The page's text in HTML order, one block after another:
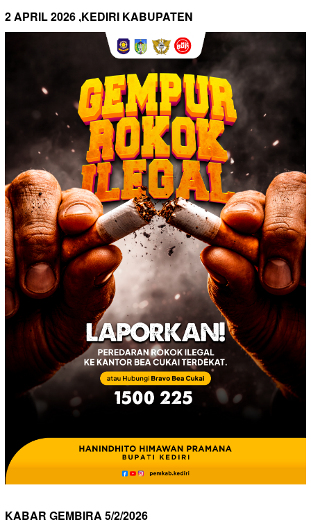
2 APRIL 2026 ,KEDIRI KABUPATEN
KABAR GEMBIRA 5/2/2026